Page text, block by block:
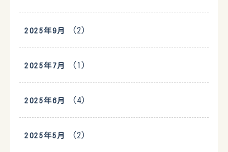
2025年9月 (2)
2025年7月 (1)
2025年6月 (4)
2025年5月 (2)